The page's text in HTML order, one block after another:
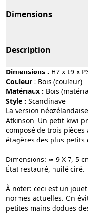
Dimensions
Description
Dimensions : H7 x L9 x
Couleur :
bois (couleur)
Matériaux :
bois
Style :
scandinave
La version
Atkinson. Un petit kiwi
composé de trois
étagères des plus petits
Dimensions: ≃ 9 X 7, 5
État restauré, huilé ciré.
À noter: ceci est un
normes actuelles. On
petites mains dodues